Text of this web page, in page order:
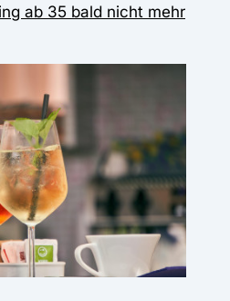
ab 35 bald nicht mehr